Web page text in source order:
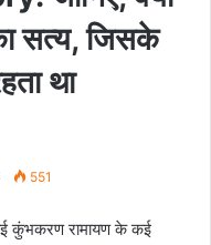
सत्य, जिसके
था
551
कुंभकरण रामायण के कई